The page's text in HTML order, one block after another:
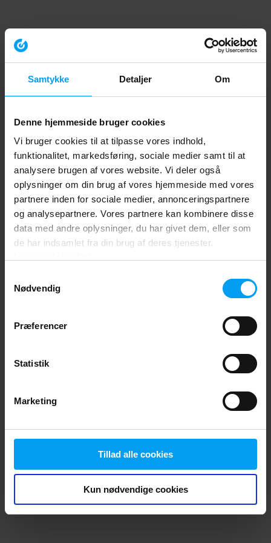
Samtykke Detaljer Om
Denne hjemmeside bruger cookies
Vi bruger cookies til at tilpasse vores indhold,
funktionalitet, markedsføring, sociale medier samt til at
analysere brugen af vores website. Vi deler også
oplysninger om din brug af vores hjemmeside med vores
partnere inden for sociale medier, annonceringspartnere
og analysepartnere. Vores partnere kan kombinere disse
data med andre oplysninger, du har givet dem, eller som
de har indsamlet fra din brug af deres tjenester.
Nødvendig
Præferencer
Statistik
Marketing
Tillad alle cookies
Kun nødvendige cookies
Application error: a client-side exception has occurred (see the